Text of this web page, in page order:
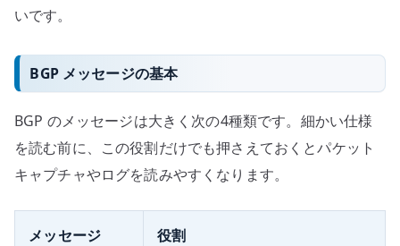
いです。
BGP メッセージの基本
BGP のメッセージは大きく次の4種類です。細かい仕様
を読む前に、この役割だけでも押さえておくとパケット
キャプチャやログを読みやすくなります。
メッセージ 役割